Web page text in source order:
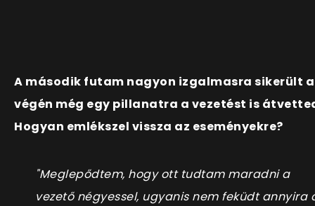
A második futam nagyon izgalmasra sikerült a
végén még egy pillanatra a vezetést is
Hogyan emlékszel vissza az eseményekre?
"Meglepődtem, hogy ott tudtam maradni a
vezető négyessel, ugyanis nem feküdt annyira